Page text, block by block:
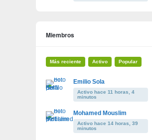
Miembros
Más reciente Activo Popular
Emilio Sola
Activo hace 11 horas, 4
minutos
Mohamed Mouslim
Activo hace 14 horas, 39
minutos